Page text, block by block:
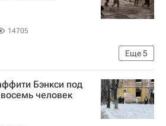
14705
Еще5
операция на Украине
В мире
Украина
Бэнкси под
человек